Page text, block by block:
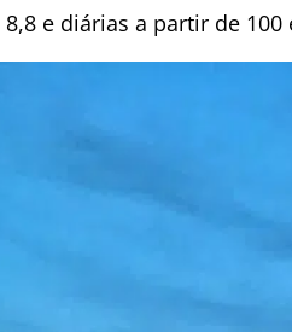
e diárias a partir de